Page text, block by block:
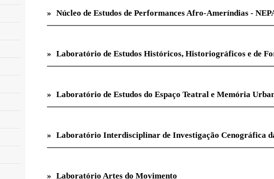
Núcleo de Estudos de Performances Afro-
Laboratório de Estudos Históricos,